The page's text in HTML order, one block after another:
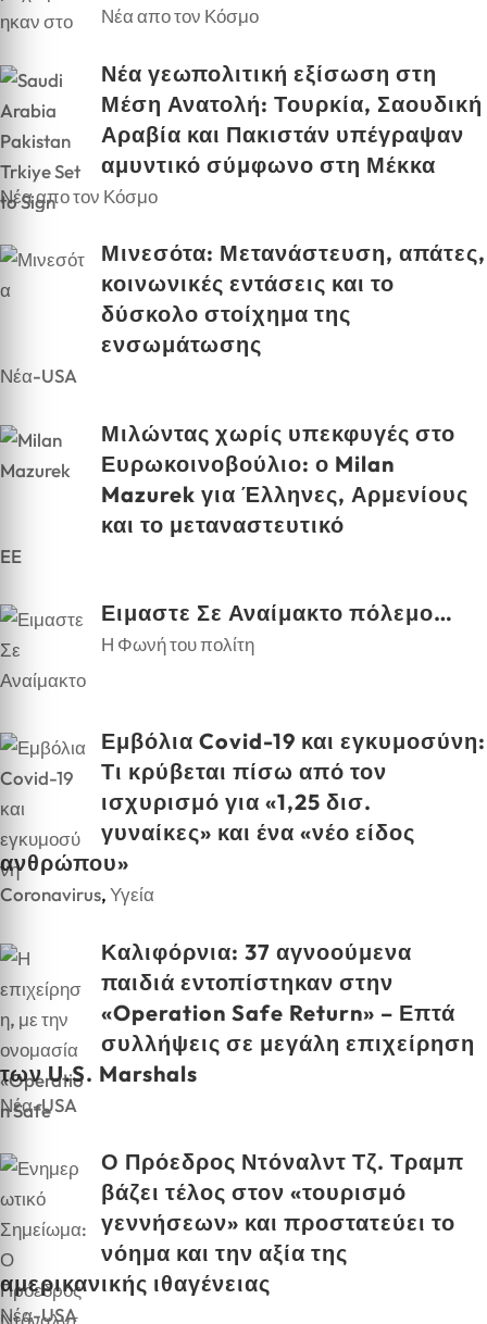
Νέα απο τον Κόσμο
Νέα γεωπολιτική εξίσωση στη
Μέση Ανατολή: Τουρκία, Σαουδική
Αραβία και Πακιστάν υπέγραψαν
αμυντικό σύμφωνο στη Μέκκα
Νέα απο τον Κόσμο
Μινεσότα: Μετανάστευση, απάτες,
κοινωνικές εντάσεις και το
δύσκολο στοίχημα της
ενσωμάτωσης
Νέα-USA
Μιλώντας χωρίς υπεκφυγές στο
Ευρωκοινοβούλιο: ο Milan
Mazurek για Έλληνες, Αρμενίους
και το μεταναστευτικό
EE
Ειμαστε Σε Αναίμακτο πόλεμο…
Η Φωνή του πολίτη
Εμβόλια Covid-19 και εγκυμοσύνη:
Τι κρύβεται πίσω από τον
ισχυρισμό για «1,25 δισ.
γυναίκες» και ένα «νέο είδος
ανθρώπου»
Coronavirus,Υγεία
Καλιφόρνια: 37 αγνοούμενα
παιδιά εντοπίστηκαν στην
«Operation Safe Return» – Επτά
συλλήψεις σε μεγάλη επιχείρηση
των U.S. Marshals
Νέα-USA
Ο Πρόεδρος Ντόναλντ Τζ. Τραμπ
βάζει τέλος στον «τουρισμό
γεννήσεων» και προστατεύει το
νόημα και την αξία της
αμερικανικής ιθαγένειας
Νέα-USA